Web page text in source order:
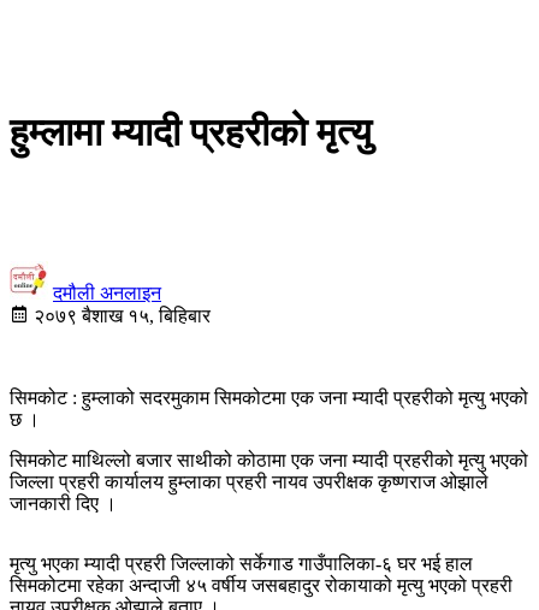
हुम्लामा म्यादी प्रहरीको मृत्यु
दमौली अनलाइन
२०७९ बैशाख १५, बिहिबार
सिमकोट : हुम्लाको सदरमुकाम सिमकोटमा एक जना म्यादी प्रहरीको मृत्यु भएको
छ ।
सिमकोट माथिल्लो बजार साथीको कोठामा एक जना म्यादी प्रहरीको मृत्यु भएको
जिल्ला प्रहरी कार्यालय हुम्लाका प्रहरी नायव उपरीक्षक कृष्णराज ओझाले
जानकारी दिए ।
मृत्यु भएका म्यादी प्रहरी जिल्लाको सर्केगाड गाउँपालिका-६ घर भई हाल
सिमकोटमा रहेका अन्दाजी ४५ वर्षीय जसबहादुर रोकायाको मृत्यु भएको प्रहरी